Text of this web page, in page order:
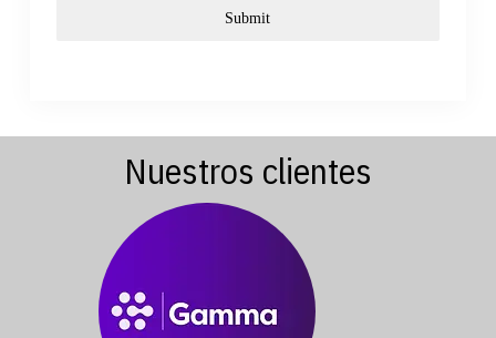
Submit
Nuestros clientes